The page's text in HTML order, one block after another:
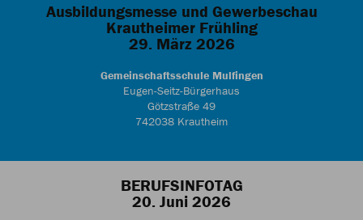
Ausbildungsmesse und Gewerbeschau
Krautheimer Frühling
29. März 2026
Gemeinschaftsschule Mulfingen
Eugen-Seitz-Bürgerhaus
Götzstraße 49
742038 Krautheim
BERUFSINFOTAG
20. Juni 2026